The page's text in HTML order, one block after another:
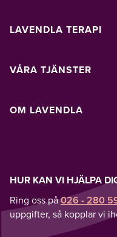
LAVENDLA TERAPI
VÅRA TJÄNSTER
OM LAVENDLA
HUR KAN VI HJÄLPA
Ring oss på026 - 280
uppgifter, så kopplar vi